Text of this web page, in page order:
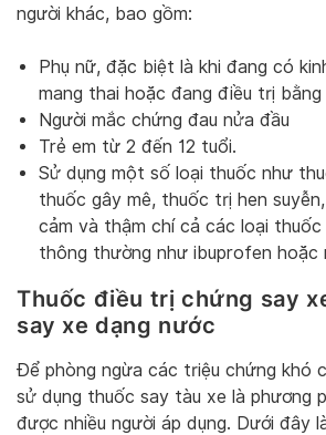
người khác, bao gồm:
Phụ nữ, đặc biệt là khi đang có
mang thai hoặc đang điều trị bằng
Người mắc chứng đau nửa đầu
Trẻ em từ 2 đến 12 tuổi.
Sử dụng một số loại thuốc như
thuốc gây mê, thuốc trị hen
cảm và thậm chí cả các loại thuốc
thông thường như ibuprofen hoặc
Thuốc điều trị chứng say
say xe dạng nước
Để phòng ngừa các triệu chứng khó
sử dụng thuốc say tàu xe là phương
được nhiều người áp dụng. Dưới đây